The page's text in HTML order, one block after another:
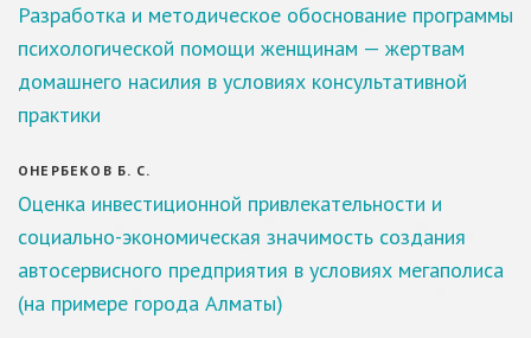
Разработка и методическое обоснование программы
психологической помощи женщинам — жертвам
домашнего насилия в условиях консультативной
практики
ОНЕРБЕКОВ Б. С.
Оценка инвестиционной привлекательности и
социально-экономическая значимость создания
автосервисного предприятия в условиях мегаполиса
(на примере города Алматы)